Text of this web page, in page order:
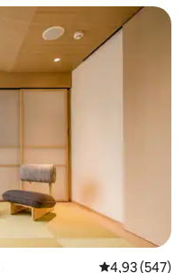
Средна
4,93 (547)